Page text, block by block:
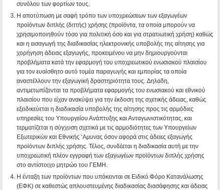
συνόλου των φορτίων τους.
H αποτύπωση με σαφή τρόπο των υποχρεώσεων των εξαγωγέων
προϊόντων διπλής (διττής) χρήσης (προϊόντα, τα οποία μπορούν να
χρησιμοποιηθούν τόσο για πολιτική όσο και για στρατιωτική χρήση) καθώς
και η εισαγωγή της διαδικασίας ηλεκτρονικής υποβολής της αίτησης για
χορήγηση άδειας εξαγωγής, προκειμένου να μην δημιουργούνται
προβλήματα κατά την εφαρμογή του υποχρεωτικού ενωσιακού πλαισίου
για τον ευαίσθητο αυτό τομέα παραγωγής και εμπορίας τα οποία
αναστέλλουν την εξαγωγική δραστηριότητα τους. Δηλαδη,
αντιμετωπίζονται τα προβλήματα εφαρμογής του ενωσιακού και εθνικού
πλαισίου που είχαν ανακύψει για την έκδοση της σχετικής άδειας, καθώς
εξειδικεύεται η διαδικασία υποβολής της αίτησης προς τις αρμόδιες
υπηρεσίες του Υπουργείου Ανάπτυξης και Ανταγωνιστικότητας, και
τερματίζεται η σύγχυση σχετικά με τις αρμοδιότητες των Υπουργείων
Εξωτερικών και Εθνικής ‘Αμυνας όσον αφορά στις άδειες εξαγωγής
προϊόντων διπλής χρήσης. Τέλος, συνδέεται η διαδικασία αυτή με την
υποχρεωτική πλέον εγγραφή των εξαγωγέων προϊόντων διπλής χρήσης
στο αντίστοιχο μητρώο του ΓΕΜΗ.
Η ένταξη των προϊόντων που υπόκεινται σε Ειδικό Φόρο Κατανάλωσης
(ΕΦΚ) σε καθεστώς απλουστευμένης διαδικασίας διασάφησης και άδειας